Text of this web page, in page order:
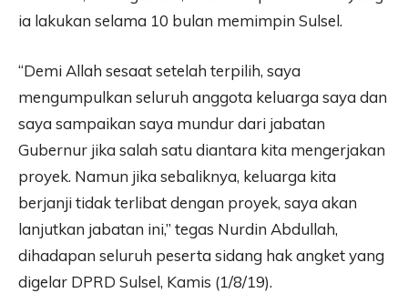
ia lakukan selama 10 bulan memimpin Sulsel.
“Demi Allah sesaat setelah terpilih, saya
mengumpulkan seluruh anggota keluarga saya dan
saya sampaikan saya mundur dari jabatan
Gubernur jika salah satu diantara kita mengerjakan
proyek. Namun jika sebaliknya, keluarga kita
berjanji tidak terlibat dengan proyek, saya akan
lanjutkan jabatan ini,” tegas Nurdin Abdullah,
dihadapan seluruh peserta sidang hak angket yang
digelar DPRD Sulsel, Kamis (1/8/19).